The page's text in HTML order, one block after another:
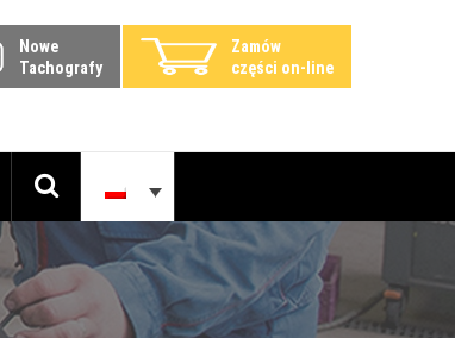
Nowe
Tachografy
Zamów
części on-line